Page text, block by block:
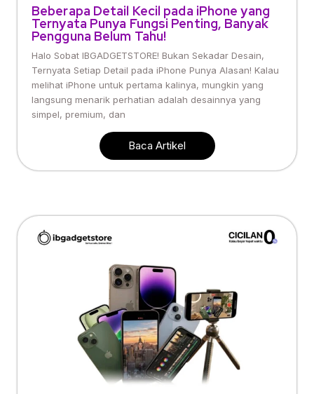
Beberapa Detail Kecil pada iPhone yang
Ternyata Punya Fungsi Penting, Banyak
Pengguna Belum Tahu!
Halo Sobat IBGADGETSTORE! Bukan Sekadar Desain,
Ternyata Setiap Detail pada iPhone Punya Alasan! Kalau
melihat iPhone untuk pertama kalinya, mungkin yang
langsung menarik perhatian adalah desainnya yang
simpel, premium, dan
Baca Artikel